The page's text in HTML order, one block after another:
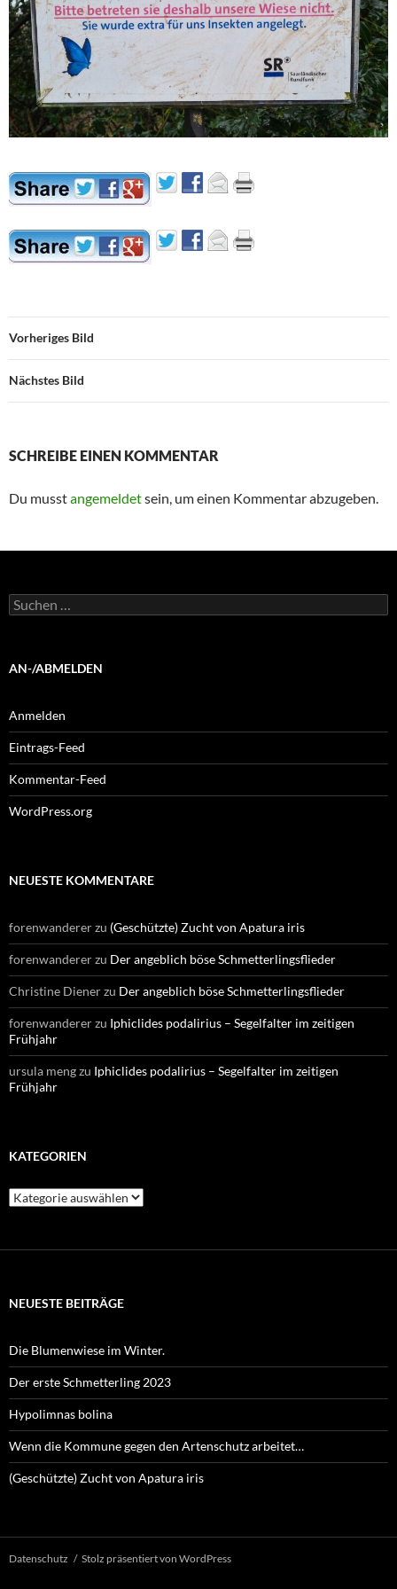
Vorheriges Bild
Nächstes Bild
SCHREIBE EINEN KOMMENTAR
Du musstangemeldetsein, um einen Kommentar abzugeben.
Suchen
nach:
AN-/ABMELDEN
Anmelden
Eintrags-Feed
Kommentar-Feed
WordPress.org
NEUESTE KOMMENTARE
forenwandererzu (Geschützte) Zucht von Apatura iris
forenwandererzu Der angeblich böse Schmetterlingsflieder
Christine Dienerzu Der angeblich böse Schmetterlingsflieder
forenwandererzu Iphiclides podalirius – Segelfalter im zeitigen
Frühjahr
ursula mengzu Iphiclides podalirius – Segelfalter im zeitigen
Frühjahr
KATEGORIEN
Kategorien
NEUESTE BEITRÄGE
Die Blumenwiese im Winter.
Der erste Schmetterling 2023
Hypolimnas bolina
Wenn die Kommune gegen den Artenschutz arbeitet…
(Geschützte) Zucht von Apatura iris
Datenschutz Stolz präsentiert von WordPress